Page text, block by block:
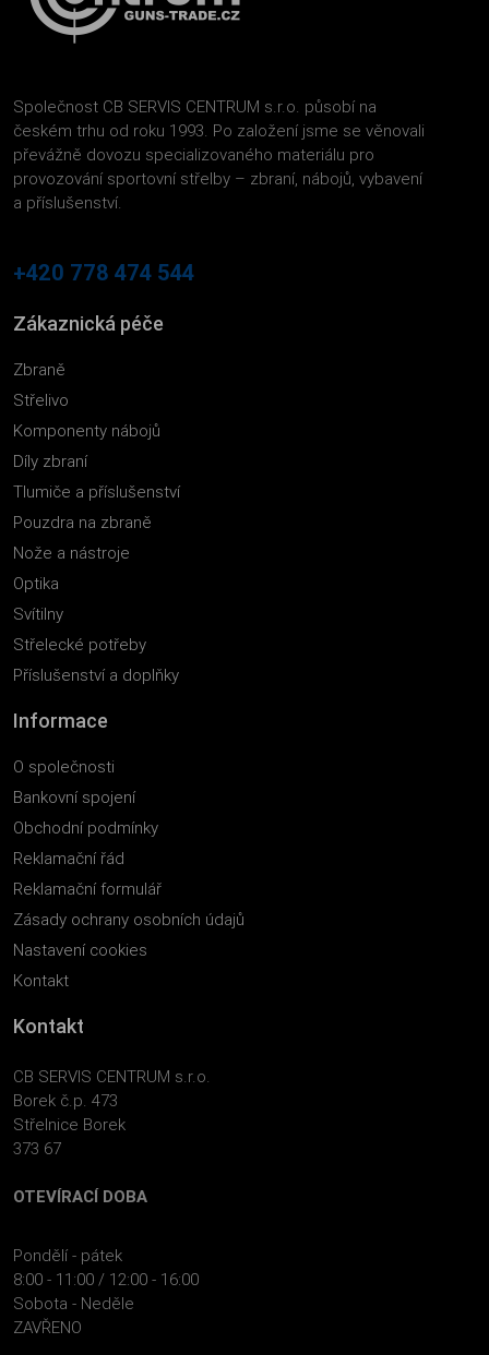
Společnost CB SERVIS CENTRUM s.r.o. působí na
českém trhu od roku 1993. Po založení jsme se věnovali
převážně dovozu specializovaného materiálu pro
provozování sportovní střelby – zbraní, nábojů, vybavení
a příslušenství.
+420 778 474 544
Zákaznická péče
Zbraně
Střelivo
Komponenty nábojů
Díly zbraní
Tlumiče a příslušenství
Pouzdra na zbraně
Nože a nástroje
Optika
Svítilny
Střelecké potřeby
Příslušenství a doplňky
Informace
O společnosti
Bankovní spojení
Obchodní podmínky
Reklamační řád
Reklamační formulář
Zásady ochrany osobních údajů
Nastavení cookies
Kontakt
Kontakt
CB SERVIS CENTRUM s.r.o.
Borek č.p. 473
Střelnice Borek
373 67
OTEVÍRACÍ DOBA
Pondělí - pátek
8:00 - 11:00 / 12:00 - 16:00
Sobota - Neděle
ZAVŘENO